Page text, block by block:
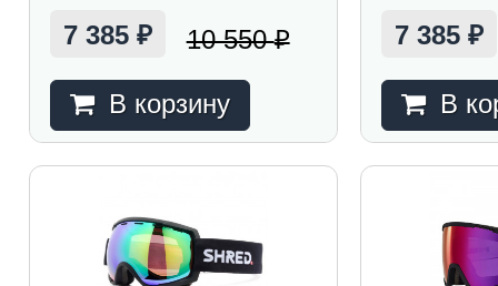
7 385 ₽ 10 550₽
В корзину
7 385₽
В